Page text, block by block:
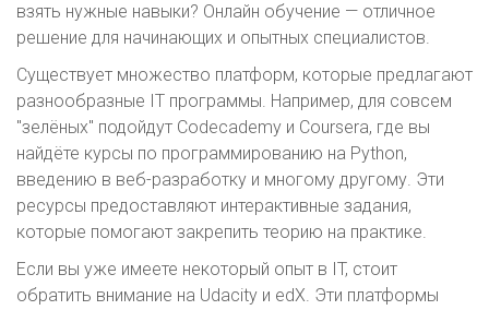
взять нужные навыки? Онлайн обучение — отличное
решение для начинающих и опытных специалистов.
Существует множество платформ, которые предлагают
разнообразные IT программы. Например, для совсем
"зелёных" подойдут Codecademy и Coursera, где вы
найдёте курсы по программированию на Python,
введению в веб-разработку и многому другому. Эти
ресурсы предоставляют интерактивные задания,
которые помогают закрепить теорию на практике.
Если вы уже имеете некоторый опыт в IT, стоит
обратить внимание на Udacity и edX. Эти платформы